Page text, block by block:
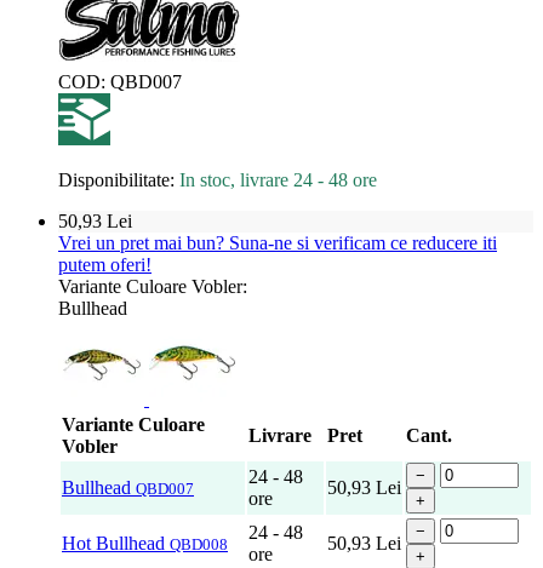
COD: QBD007
Disponibilitate: In stoc, livrare 24 - 48 ore
50,93 Lei
Vrei un pret mai bun? Suna-ne si verificam ce reducere iti
putem oferi!
Variante Culoare Vobler:
Bullhead
Variante Culoare
Vobler
Livrare Pret Cant.
Bullhead QBD007
24 - 48
ore
50,93 Lei
−
+
Hot Bullhead QBD008
24 - 48
ore
50,93 Lei
−
+